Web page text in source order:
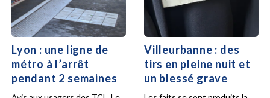
Lyon : une ligne de
métro à l’arrêt
pendant 2 semaines
Villeurbanne : des
tirs en pleine nuit et
un blessé grave